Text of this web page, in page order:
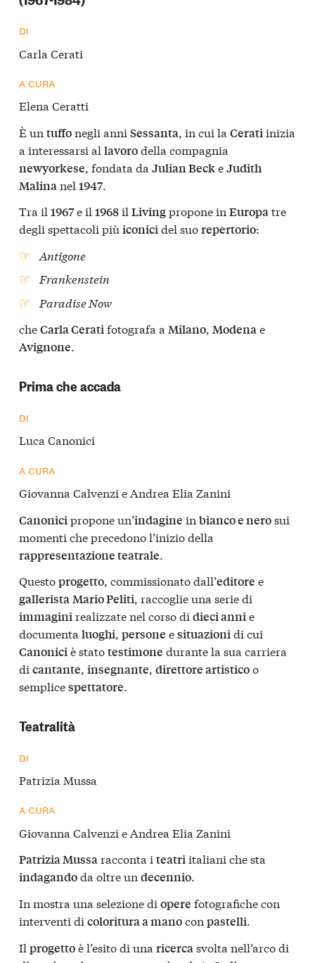
DI
Carla Cerati
A CURA
Elena Ceratti
È un tuffonegli anni Sessanta, in cui la Ceratiinizia
a interessarsi al lavorodella compagnia
newyorkese, fondata da Julian BeckeJudith
Malinanel 1947.
Tra il 1967e il 1968il Livingpropone in Europatre
degli spettacoli più iconicidel suorepertorio:
Antigone
Frankenstein
Paradise Now
cheCarla Ceratifotografa a Milano, Modenae
Avignone.
Prima che accada
DI
Luca Canonici
A CURA
Giovanna Calvenzi e Andrea Elia Zanini
Canonicipropone un’indagine in bianco e nerosui
momenti che precedono l’inizio della
rappresentazione teatrale.
Questoprogetto, commissionato dall’editore e
galleristaMario Peliti, raccoglie una serie di
immaginirealizzate nel corso di dieci annie
documenta luoghi, persone esituazionidi cui
Canoniciè statotestimone durante la sua carriera
di cantante, insegnante, direttore artisticoo
semplicespettatore.
Teatralità
DI
Patrizia Mussa
A CURA
Giovanna Calvenzi e Andrea Elia Zanini
Patrizia Mussaracconta i teatriitaliani che sta
indagandoda oltre un decennio.
In mostra una selezione di opere fotografiche con
interventi di coloritura a manocon pastelli.
Il progettoè l’esito di una ricercasvolta nell’arco di